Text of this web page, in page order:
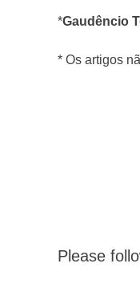
*Gaudêncio
* Os artigos
Please